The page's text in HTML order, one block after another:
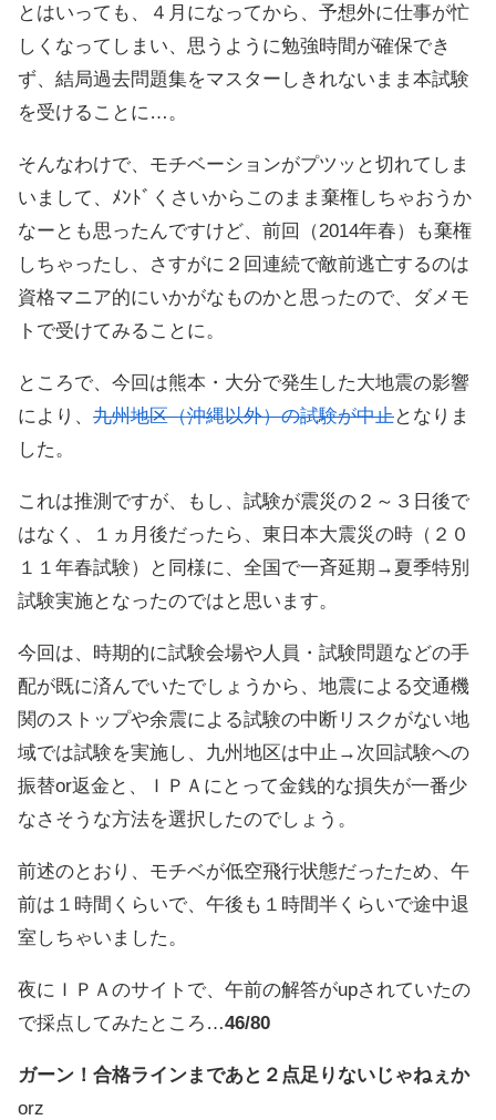
とはいっても、４月になってから、予想外に仕事が忙
しくなってしまい、思うように勉強時間が確保でき
ず、結局過去問題集をマスターしきれないまま本試験
を受けることに…。
そんなわけで、モチベーションがプツッと切れてしま
いまして、ﾒﾝﾄﾞくさいからこのまま棄権しちゃおうか
なーとも思ったんですけど、前回（2014年春）も棄権
しちゃったし、さすがに２回連続で敵前逃亡するのは
資格マニア的にいかがなものかと思ったので、ダメモ
トで受けてみることに。
ところで、今回は熊本・大分で発生した大地震の影響
により、 九州地区（沖縄以外）の試験が中止となりま
した。
これは推測ですが、もし、試験が震災の２～３日後で
はなく、１ヵ月後だったら、東日本大震災の時（２０
１１年春試験）と同様に、全国で一斉延期→夏季特別
試験実施となったのではと思います。
今回は、時期的に試験会場や人員・試験問題などの手
配が既に済んでいたでしょうから、地震による交通機
関のストップや余震による試験の中断リスクがない地
域では試験を実施し、九州地区は中止→次回試験への
振替or返金と、ＩＰＡにとって金銭的な損失が一番少
なさそうな方法を選択したのでしょう。
前述のとおり、モチベが低空飛行状態だったため、午
前は１時間くらいで、午後も１時間半くらいで途中退
室しちゃいました。
夜にＩＰＡのサイトで、午前の解答がupされていたの
で採点してみたところ…46/80
ガーン！合格ラインまであと２点足りないじゃねぇか
orz